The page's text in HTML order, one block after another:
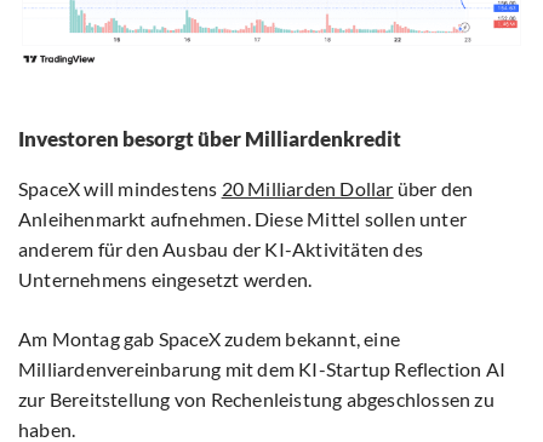
Investoren besorgt über Milliardenkredit
SpaceX will mindestens 20 Milliarden Dollar über den
Anleihenmarkt aufnehmen. Diese Mittel sollen unter
anderem für den Ausbau der KI-Aktivitäten des
Unternehmens eingesetzt werden.
Am Montag gab SpaceX zudem bekannt, eine
Milliardenvereinbarung mit dem KI-Startup Reflection AI
zur Bereitstellung von Rechenleistung abgeschlossen zu
haben.